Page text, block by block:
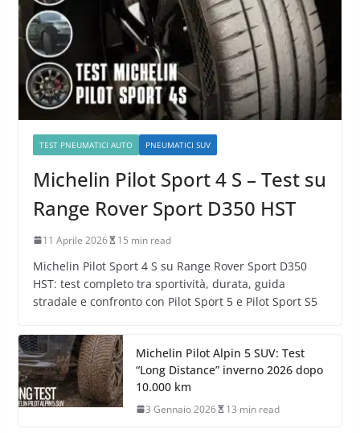
TEST PNEUMATICI AUTO PNEUMATICI SUV
Michelin Pilot Sport 4 S – Test su
Range Rover Sport D350 HST
11 Aprile 2026 15 min read
Michelin Pilot Sport 4 S su Range Rover Sport D350
HST: test completo tra sportività, durata, guida
stradale e confronto con Pilot Sport 5 e Pilot Sport S5
Michelin Pilot Alpin 5 SUV: Test
“Long Distance” inverno 2026 dopo
10.000 km
3 Gennaio 2026 13 min read